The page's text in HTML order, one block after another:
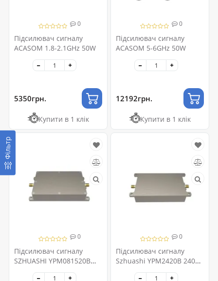
Фільтр
0
Підсилювач сигналу
ACASOM 1.8-2.1GHz 50W
5350грн.
Купити в 1 клік
0
Підсилювач сигналу
ACASOM 5-6GHz 50W
12192грн.
Купити в 1 клік
0
Підсилювач сигналу
SZHUASHI YPM081520B
800-1500мГц
0
Підсилювач сигналу
Szhuashi YPM2420B 2400-
2500 МГц